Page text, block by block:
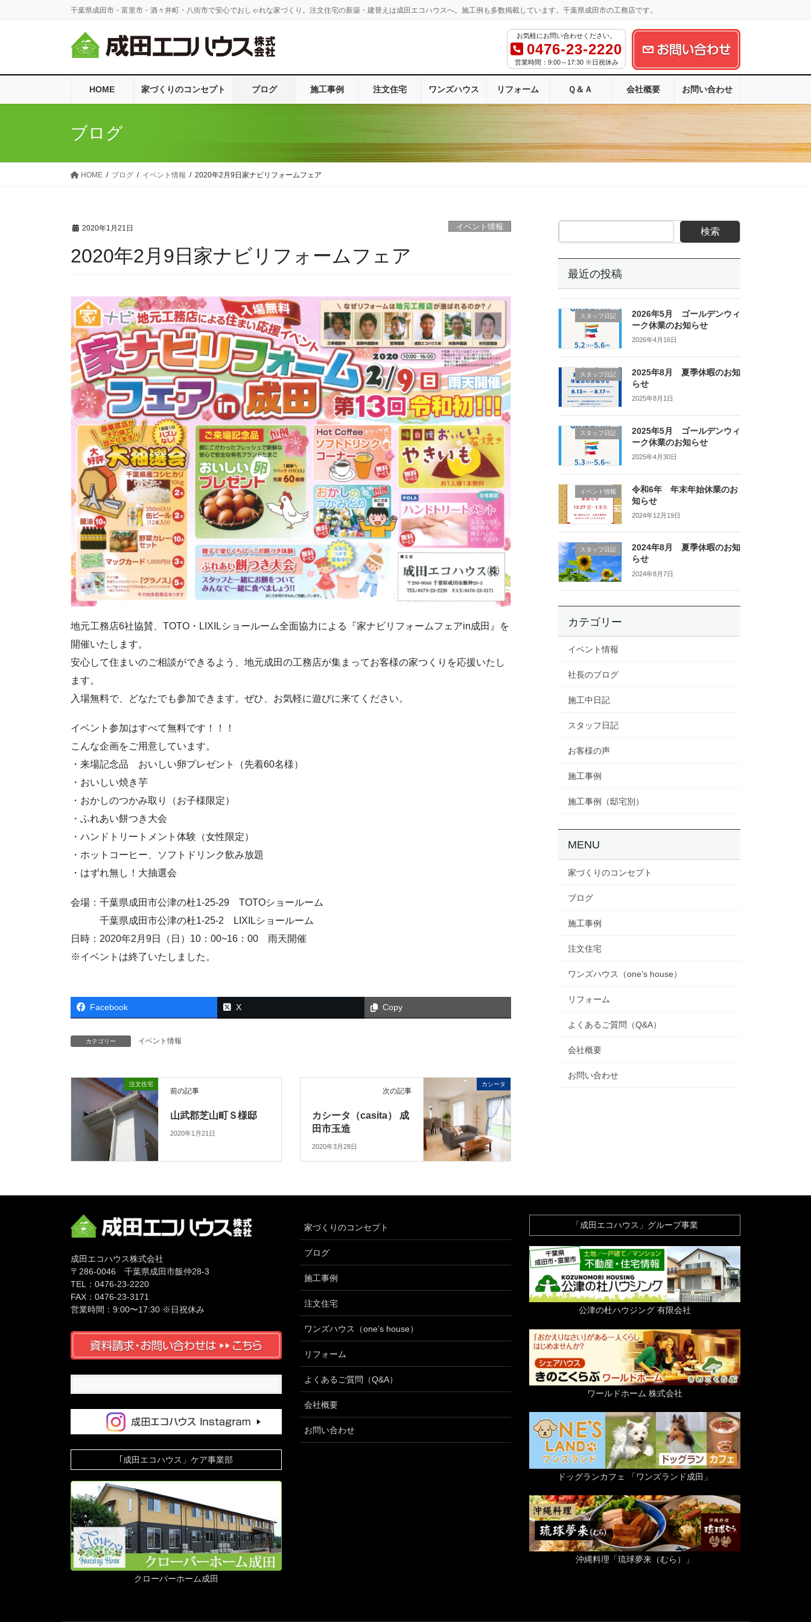
に
ョ
千葉県成田市・富里市・酒々井町・八街市で安心でおしゃれな家づくり。注文住宅の新築・建替えは成田エコハウスへ。施工例も多数掲載しています。千葉県成田市の工務店です。
お気軽にお問い合わせください。
0476-23-2220
営業時間：9:00～17:30 ※日祝休み
HOME 家づくりのコンセプト ブログ 施工事例 注文住宅 ワンズハウス リフォーム Ｑ＆Ａ 会社概要 お問い合わせ
ブログ
HOME ブログ イベント情報 2020年2月9日家ナビリフォームフェア
2020年1月21日 イベント情報
2020年2月9日家ナビリフォームフェア
地元工務店6社協賛、TOTO・LIXILショールーム全面協力による『家ナビリフォームフェアin成田』を
開催いたします。
安心して住まいのご相談ができるよう、地元成田の工務店が集まってお客様の家つくりを応援いたし
ます。
入場無料で、どなたでも参加できます。ぜひ、お気軽に遊びに来てください。
イベント参加はすべて無料です！！！
こんな企画をご用意しています。
・来場記念品 おいしい卵プレゼント（先着60名様）
・おいしい焼き芋
・おかしのつかみ取り（お子様限定）
・ふれあい餅つき大会
・ハンドトリートメント体験（女性限定）
・ホットコーヒー、ソフトドリンク飲み放題
・はずれ無し！大抽選会
会場：千葉県成田市公津の杜1-25-29 TOTOショールーム
千葉県成田市公津の杜1-25-2 LIXILショールーム
日時：2020年2月9日（日）10：00~16：00 雨天開催
※イベントは終了いたしました。
Facebook X Copy
カテゴリー イベント情報
注文住宅
前の記事
山武郡芝山町Ｓ様邸
2020年1月21日
カシータ
次の記事
カシータ（casita） 成
田市玉造
2020年3月28日
検索
最近の投稿
スタッフ日記
2026年5月 ゴールデンウィ
ーク休業のお知らせ
2026年4月16日
スタッフ日記
2025年8月 夏季休暇のお知
らせ
2025年8月1日
スタッフ日記
2025年5月 ゴールデンウィ
ーク休業のお知らせ
2025年4月30日
イベント情報
令和6年 年末年始休業のお
知らせ
2024年12月19日
スタッフ日記
2024年8月 夏季休暇のお知
らせ
2024年8月7日
カテゴリー
イベント情報
社長のブログ
施工中日記
スタッフ日記
お客様の声
施工事例
施工事例（邸宅別）
MENU
家づくりのコンセプト
ブログ
施工事例
注文住宅
ワンズハウス（one’s house）
リフォーム
よくあるご質問（Q&A）
会社概要
お問い合わせ
成田エコハウス株式会社
〒286-0046 千葉県成田市飯仲28-3
TEL：0476-23-2220
FAX：0476-23-3171
営業時間：9:00〜17:30 ※日祝休み
｢成田エコハウス」ケア事業部
クローバーホーム成田
家づくりのコンセプト
ブログ
施工事例
注文住宅
ワンズハウス（one’s house）
リフォーム
よくあるご質問（Q&A）
会社概要
お問い合わせ
「成田エコハウス」グループ事業
公津の杜ハウジング 有限会社
ワールドホーム 株式会社
ドッグランカフェ 「ワンズランド成田」
沖縄料理「琉球夢来（むら）」